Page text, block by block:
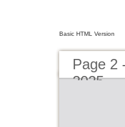
Basic HTML Version
Page 2
2025